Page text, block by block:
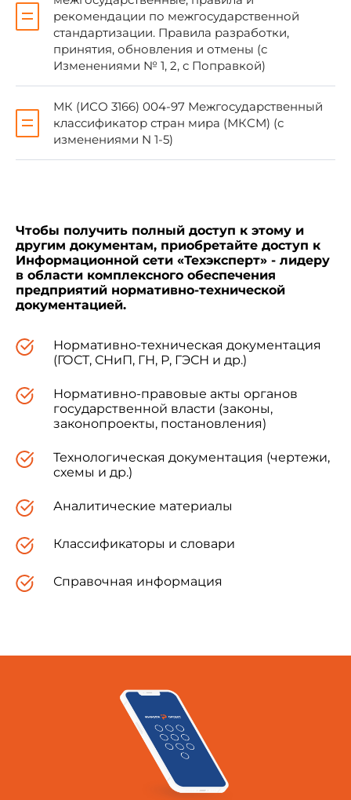
1 ПОДГОТОВЛЕН Республиканским
государственным предприятием "Казахстанский
институт стандартизации и сертификации"
инвестициям и развитию Республики Казахстан
3 ПРИНЯТ Евразийским советом по
стандартизации, метрологии и сертификации
За принятие проголосовали:
Краткое наименование
страны поМК (ИСО 3166)
004-97
Код страны по
Беларусь BY
Казахстан KZ
Кыргызстан
4 Настоящий стандарт модифицирован по
отношению международному стандарту ISO
методы) с дополнительными требованиями,
которые выделены курсивом.
рекомендации по межгосударственной
стандартизации. Правила разработки,
принятия, обновления и отмены (с
Изменениями № 1, 2, с Поправкой)
МК (ИСО 3166) 004-97 Межгосударственный
классификатор стран мира (МКСМ) (с
изменениями N 1-5)
Чтобы получить полный доступ к этому и
другим документам, приобретайте доступ к
Информационной сети «Техэксперт» - лидеру
в области комплексного обеспечения
предприятий нормативно-технической
документацией.
Нормативно-техническая документация
(ГОСТ, СНиП, ГН, Р, ГЭСН и др.)
Нормативно-правовые акты органов
государственной власти (законы,
законопроекты, постановления)
Технологическая документация (чертежи,
схемы и др.)
Аналитические материалы
Классификаторы и словари
Справочная информация